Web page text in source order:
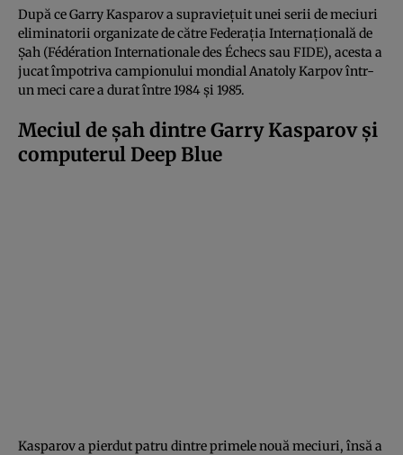
După ce Garry Kasparov a supraviețuit unei serii de meciuri
eliminatorii organizate de către Federația Internațională de
Șah (Fédération Internationale des Échecs sau FIDE), acesta a
jucat împotriva campionului mondial Anatoly Karpov într-
un meci care a durat între 1984 și 1985.
Meciul de șah dintre Garry Kasparov și
computerul Deep Blue
Kasparov a pierdut patru dintre primele nouă meciuri, însă a